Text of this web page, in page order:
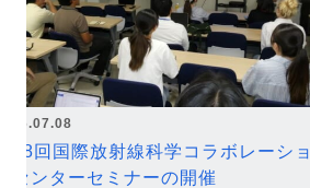
2026.07.08
第18回国際放射線科学コラボレーショ
ンセンターセミナーの開催